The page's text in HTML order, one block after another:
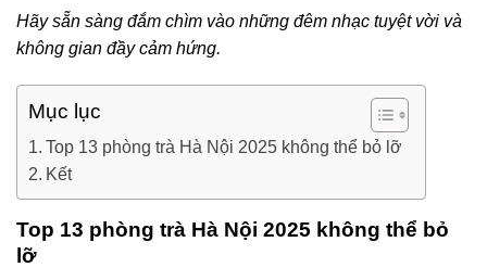
Hãy sẵn sàng đắm chìm vào những đêm nhạc tuyệt vời và
không gian đầy cảm hứng.
Mục lục
Top 13 phòng trà Hà Nội 2025 không thể bỏ lỡ
Kết
Top 13 phòng trà Hà Nội 2025 không thể bỏ
lỡ